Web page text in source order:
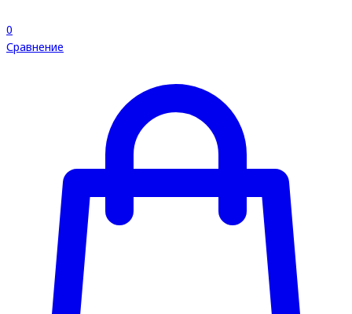
0
Сравнение